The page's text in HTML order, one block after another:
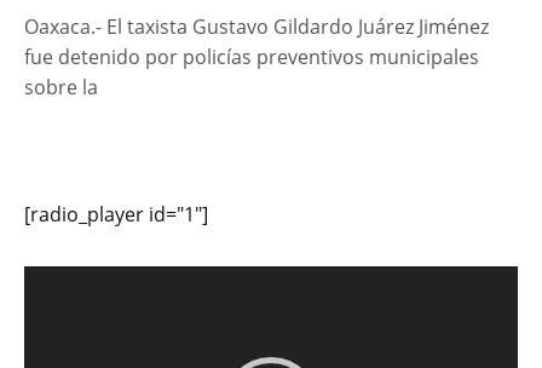
Oaxaca.- El taxista Gustavo Gildardo Juárez Jiménez
fue detenido por policías preventivos municipales
sobre la
[radio_player id="1"]